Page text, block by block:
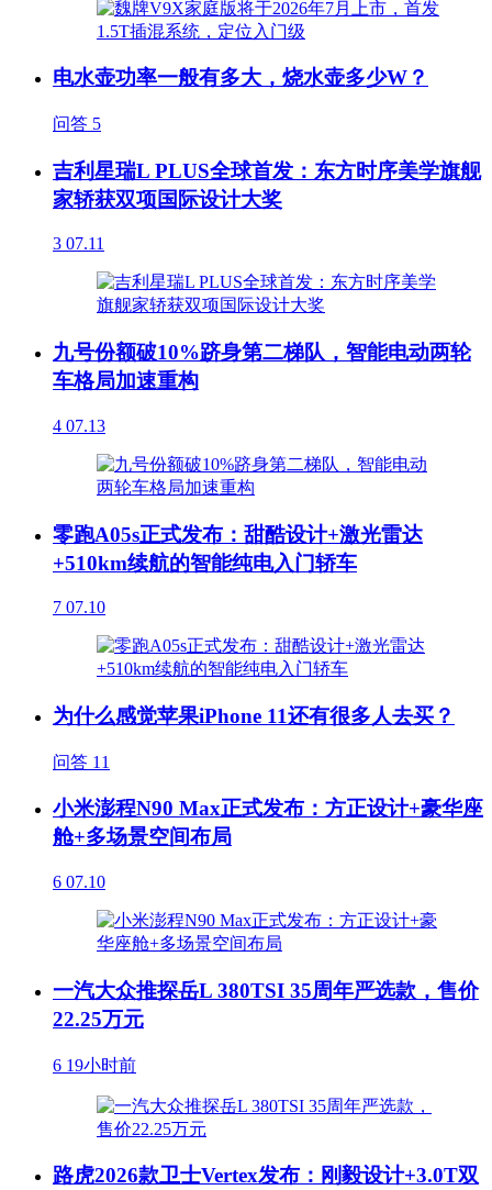
电水壶功率一般有多大，烧水壶多少W？
问答 5
吉利星瑞L PLUS全球首发：东方时序美学旗舰
家轿获双项国际设计大奖
3 07.11
九号份额破10%跻身第二梯队，智能电动两轮
车格局加速重构
4 07.13
零跑A05s正式发布：甜酷设计+激光雷达
+510km续航的智能纯电入门轿车
7 07.10
为什么感觉苹果iPhone 11还有很多人去买？
问答 11
小米澎程N90 Max正式发布：方正设计+豪华座
舱+多场景空间布局
6 07.10
一汽大众推探岳L 380TSI 35周年严选款，售价
22.25万元
6 19小时前
路虎2026款卫士Vertex发布：刚毅设计+3.0T双